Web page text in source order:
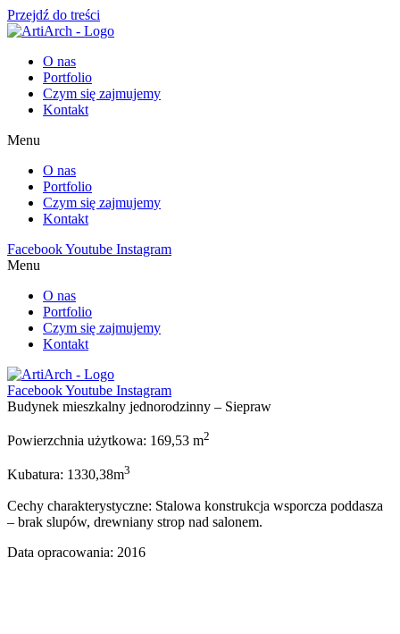
Przejdź do treści
O nas
Portfolio
Czym się zajmujemy
Kontakt
Menu
O nas
Portfolio
Czym się zajmujemy
Kontakt
FacebookYoutube Instagram
Menu
O nas
Portfolio
Czym się zajmujemy
Kontakt
FacebookYoutube Instagram
Budynek mieszkalny jednorodzinny – Siepraw
Powierzchnia użytkowa: 169,53 m2
Kubatura: 1330,38m3
Cechy charakterystyczne: Stalowa konstrukcja wsporcza poddasza
– brak slupów, drewniany strop nad salonem.
Data opracowania: 2016